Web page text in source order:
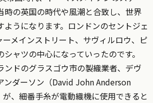
時の英国の時代や風潮と合致し、世界
ようになります。ロンドンのセントジェ
ーメインストリート、サヴィルロウ、ピ
ャツの中心になっていったのです。
ンドのグラスゴウ市の製織業者、デヴ
ンダーソン（David John Anderson
、細番手糸が電動織機に使用できると